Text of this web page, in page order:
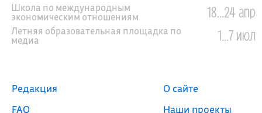
Школа по международным
экономическим отношениям 18...24 апр
Летняя образовательная площадка по
медиа 1...7 июл
Редакция
FAQ
О сайте
Наши проекты